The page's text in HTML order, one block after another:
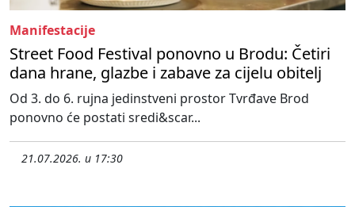
Manifestacije
Street Food Festival ponovno u Brodu: Četiri
dana hrane, glazbe i zabave za cijelu obitelj
Od 3. do 6. rujna jedinstveni prostor Tvrđave Brod
ponovno će postati sredi&scar...
21.07.2026. u 17:30